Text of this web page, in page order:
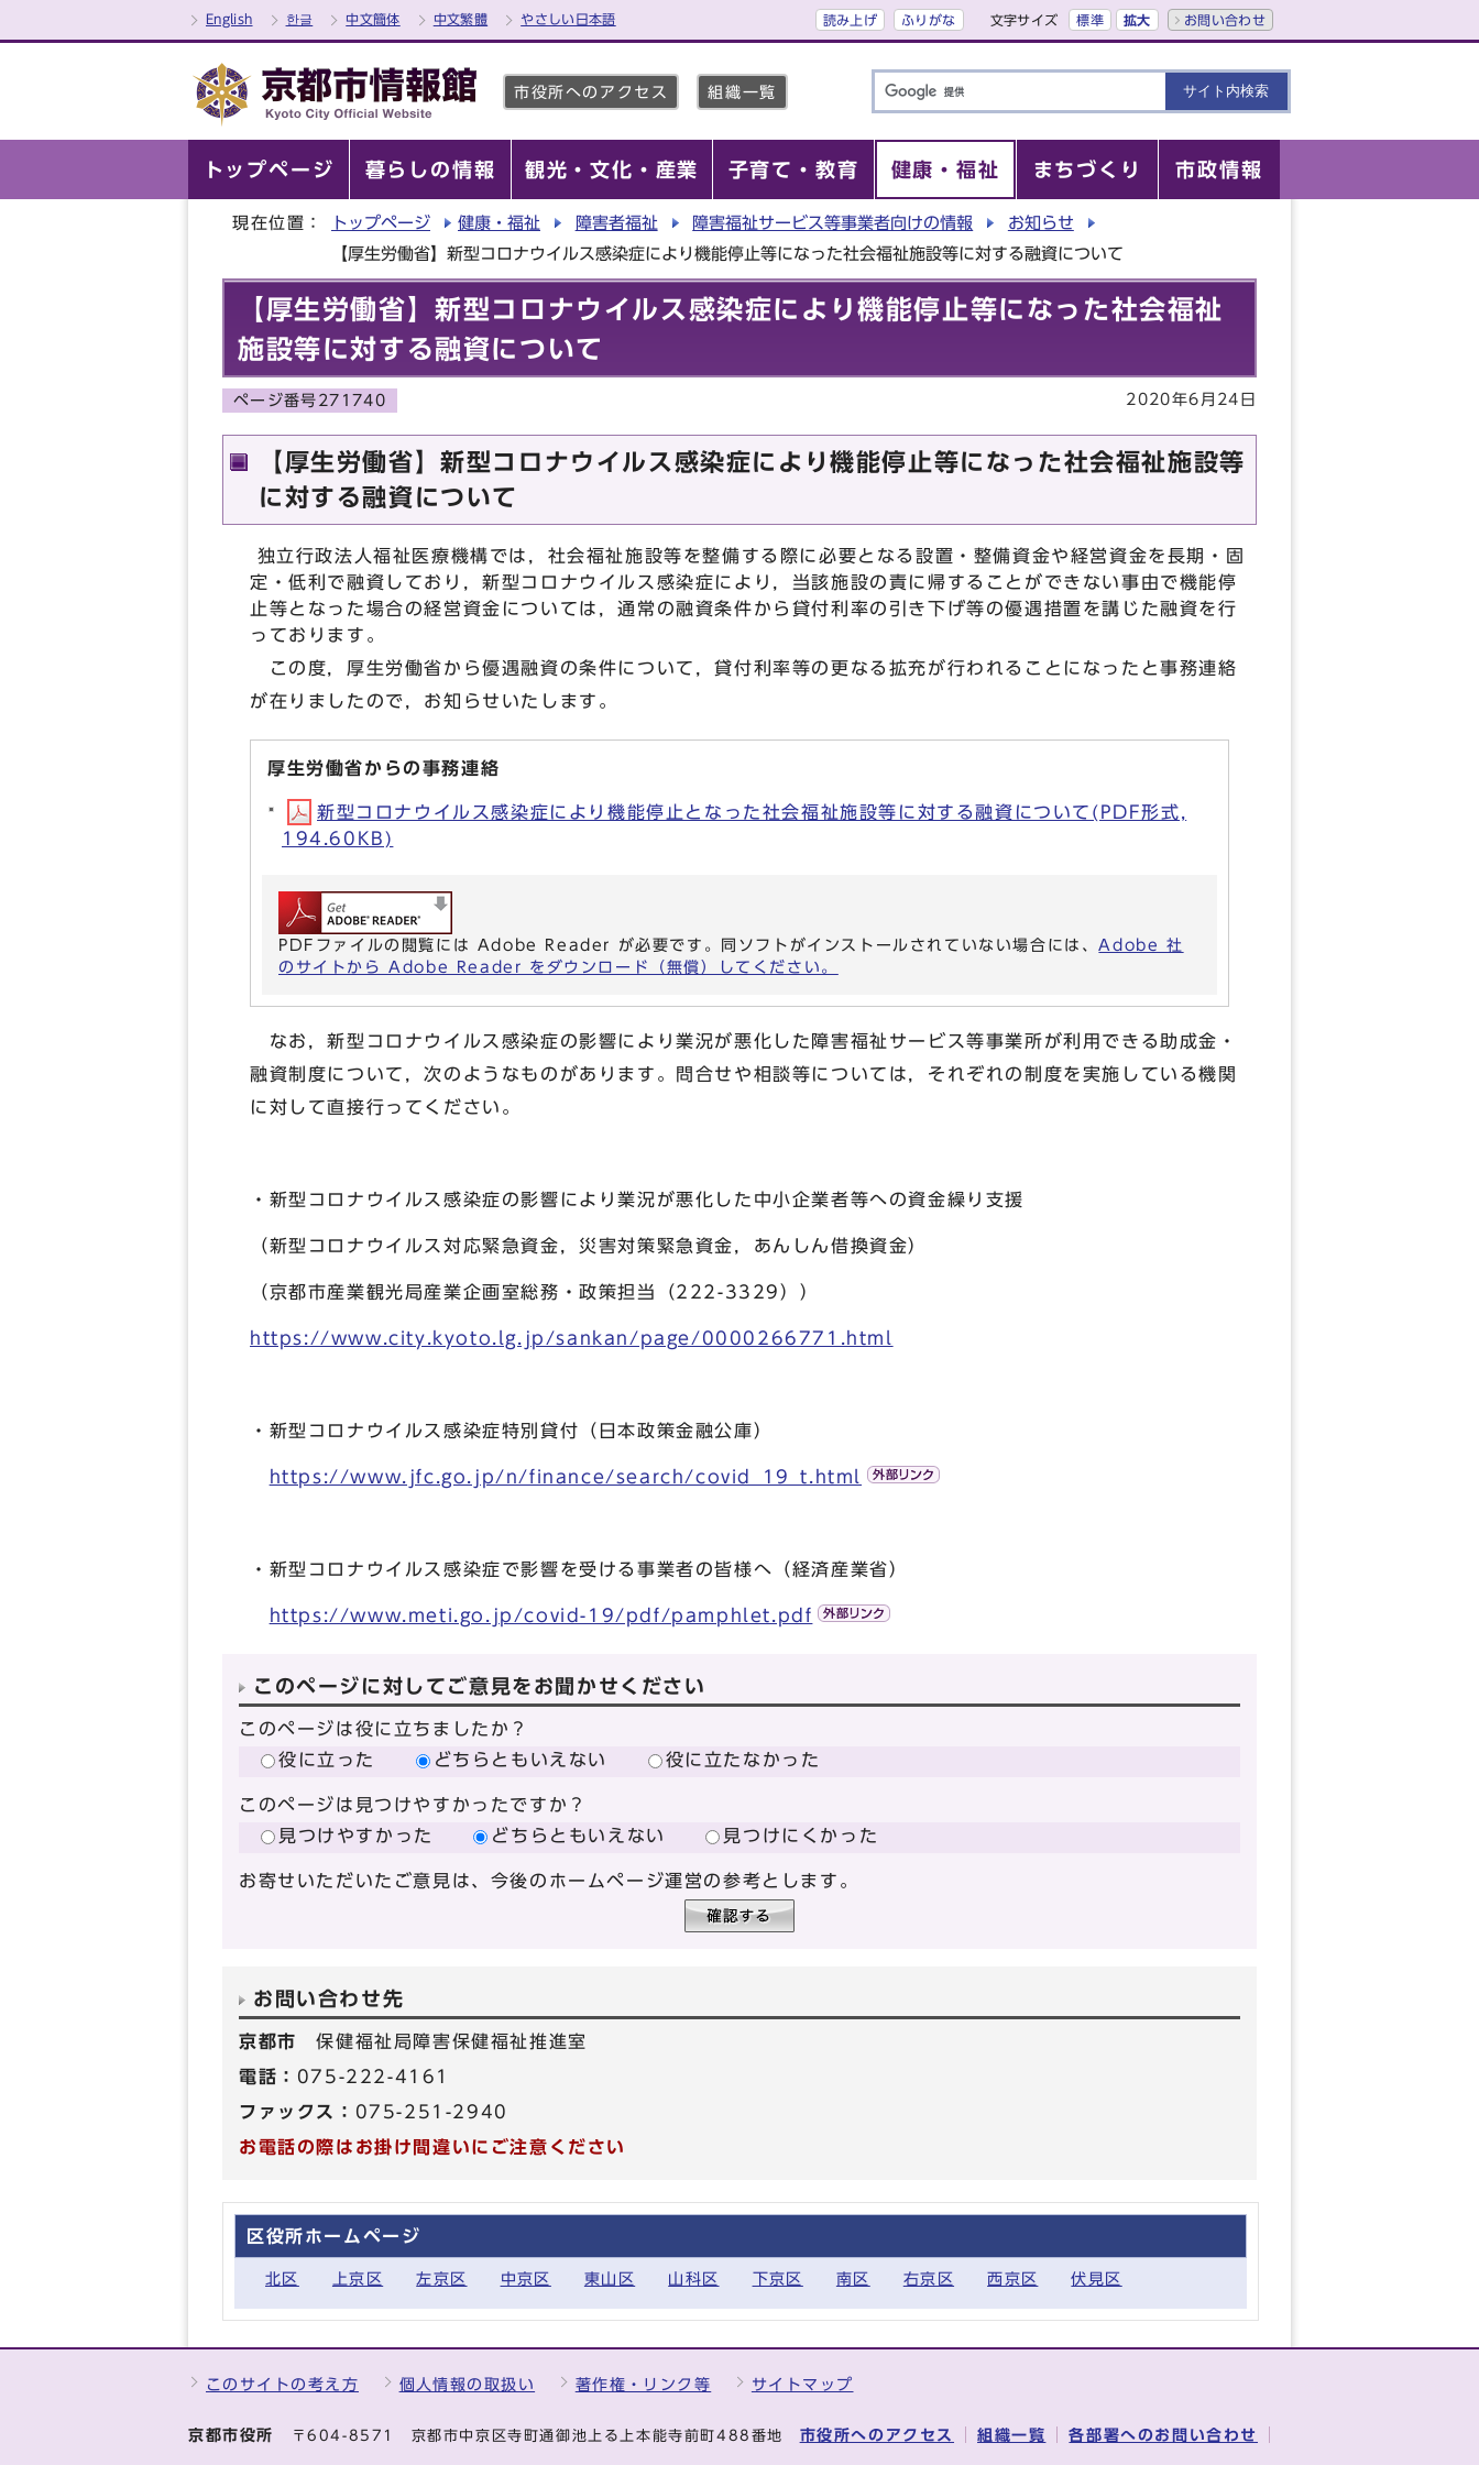
English 한글 中文簡体 中文繁體 やさしい日本語 読み上げ ふりがな 文字サイズ 標準 拡大 お問い合わせ
市役所へのアクセス 組織一覧
トップページ 暮らしの情報 観光・文化・産業 子育て・教育 健康・福祉 まちづくり 市政情報
現在位置： トップページ 健康・福祉 障害者福祉 障害福祉サービス等事業者向けの情報
お知らせ
【厚生労働省】新型コロナウイルス感染症により機能停止等になった社会福祉施設等に対する融資について
【厚生労働省】新型コロナウイルス感染症により機能停止等になった社会福祉
施設等に対する融資について
ページ番号271740 2020年6月24日
【厚生労働省】新型コロナウイルス感染症により機能停止等になった社会福祉施設等
に対する融資について
独立行政法人福祉医療機構では，社会福祉施設等を整備する際に必要となる設置・整備資金や経営資金を長期・固
定・低利で融資しており，新型コロナウイルス感染症により，当該施設の責に帰することができない事由で機能停
止等となった場合の経営資金については，通常の融資条件から貸付利率の引き下げ等の優遇措置を講じた融資を行
っております。
この度，厚生労働省から優遇融資の条件について，貸付利率等の更なる拡充が行われることになったと事務連絡
が在りましたので，お知らせいたします。
厚生労働省からの事務連絡
新型コロナウイルス感染症により機能停止となった社会福祉施設等に対する融資について(PDF形式,
194.60KB)
PDFファイルの閲覧には Adobe Reader が必要です。同ソフトがインストールされていない場合には、Adobe 社
のサイトから Adobe Reader をダウンロード（無償）してください。
なお，新型コロナウイルス感染症の影響により業況が悪化した障害福祉サービス等事業所が利用できる助成金・
融資制度について，次のようなものがあります。問合せや相談等については，それぞれの制度を実施している機関
に対して直接行ってください。
・新型コロナウイルス感染症の影響により業況が悪化した中小企業者等への資金繰り支援
（新型コロナウイルス対応緊急資金，災害対策緊急資金，あんしん借換資金）
（京都市産業観光局産業企画室総務・政策担当（222-3329））
https://www.city.kyoto.lg.jp/sankan/page/0000266771.html
・新型コロナウイルス感染症特別貸付（日本政策金融公庫）
https://www.jfc.go.jp/n/finance/search/covid_19_t.html
・新型コロナウイルス感染症で影響を受ける事業者の皆様へ（経済産業省）
https://www.meti.go.jp/covid-19/pdf/pamphlet.pdf
このページに対してご意見をお聞かせください
このページは役に立ちましたか？
役に立った
どちらともいえない 役に立たなかった
このページは見つけやすかったですか？
見つけやすかった
どちらともいえない 見つけにくかった
お寄せいただいたご意見は、今後のホームページ運営の参考とします。
お問い合わせ先
京都市保健福祉局障害保健福祉推進室
電話： 075-222-4161
ファックス： 075-251-2940
お電話の際はお掛け間違いにご注意ください
区役所ホームページ
北区 上京区 左京区 中京区 東山区 山科区 下京区 南区 右京区 西京区 伏見区
このサイトの考え方 個人情報の取扱い 著作権・リンク等 サイトマップ
京都市役所 〒604-8571 京都市中京区寺町通御池上る上本能寺前町488番地 市役所へのアクセス 組織一覧 各部署へのお問い合わせ